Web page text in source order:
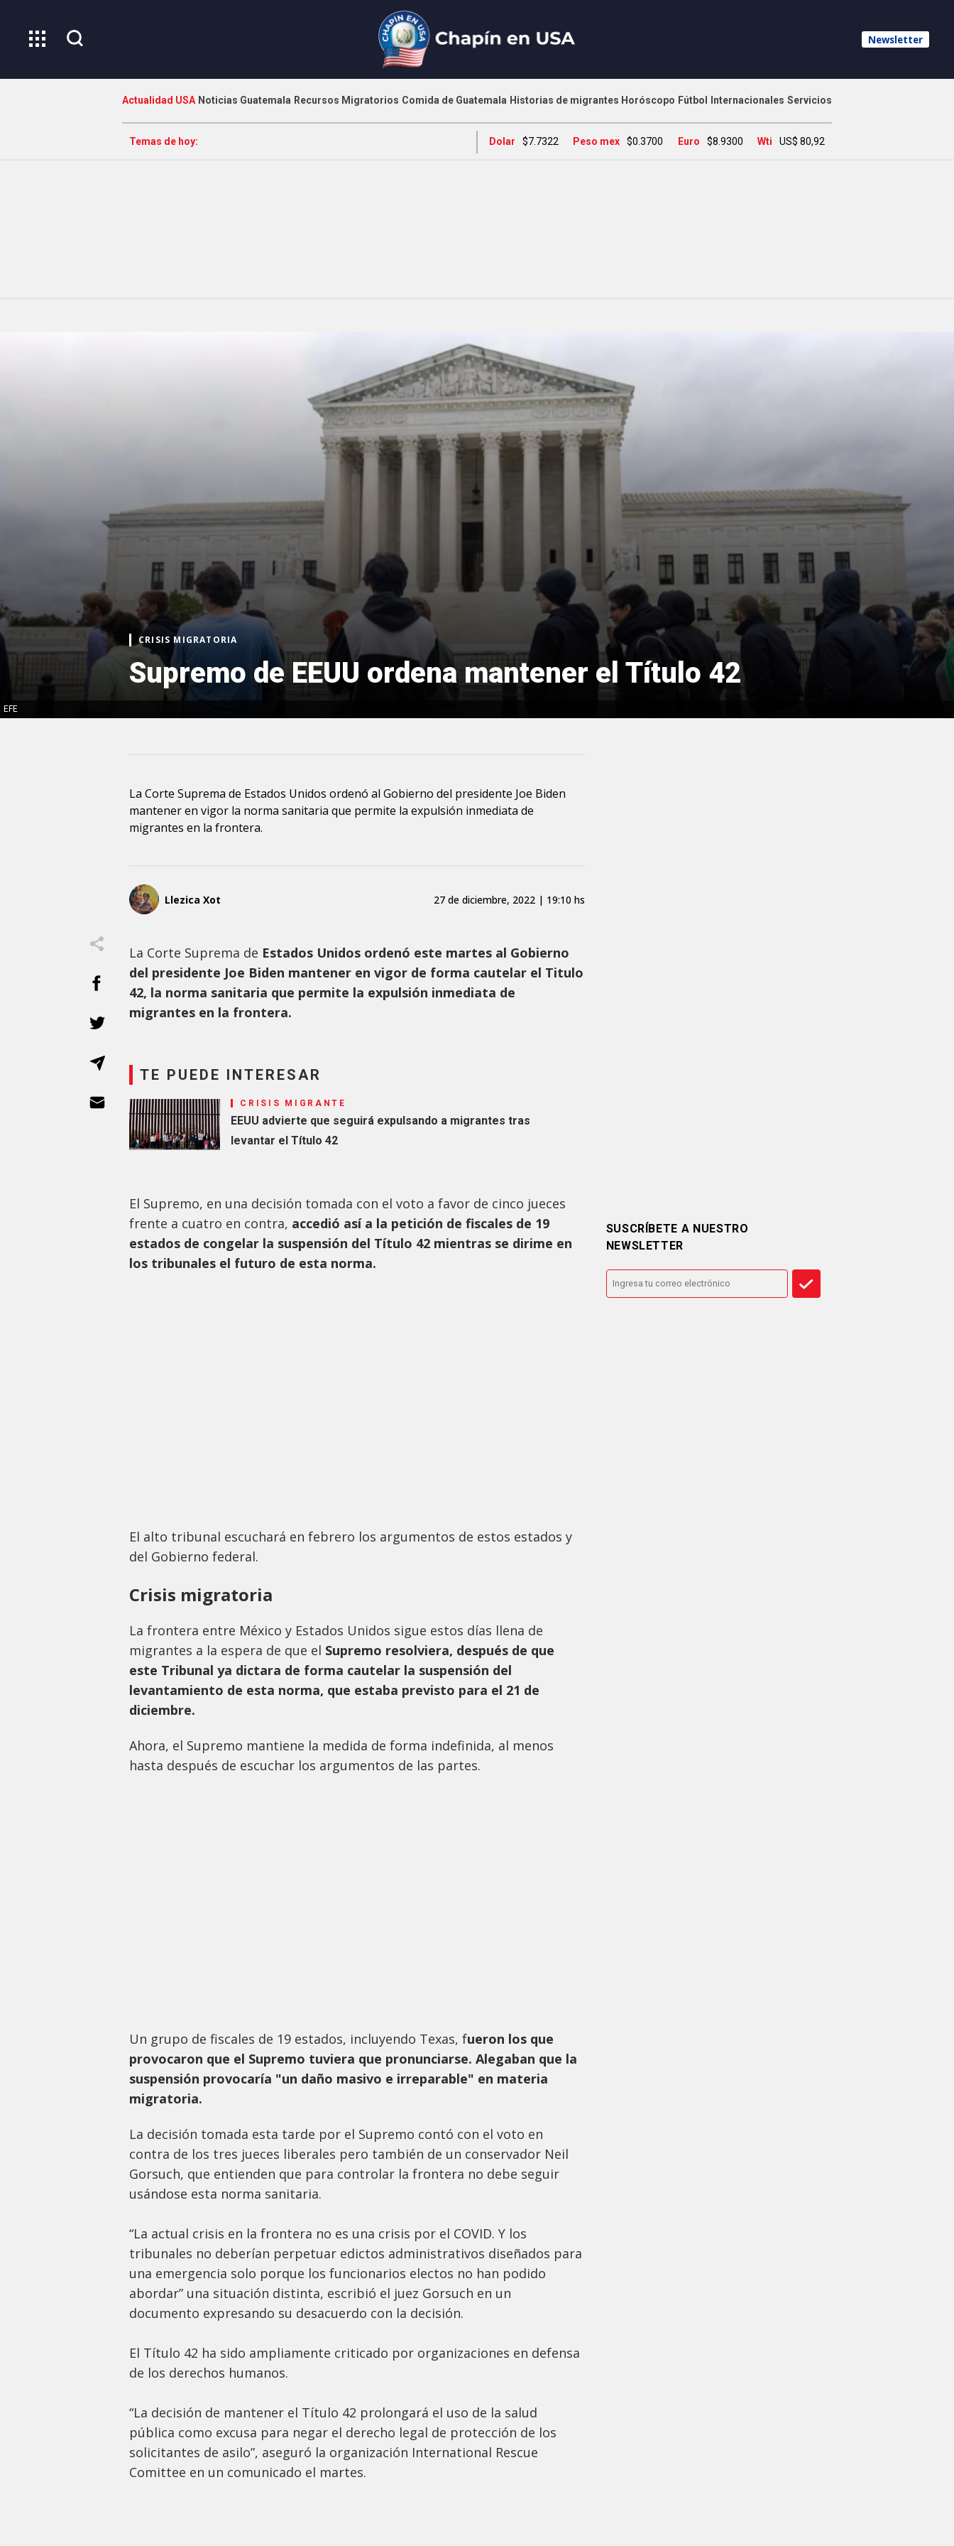
Newsletter
Actualidad USA Noticias Guatemala Recursos Migratorios Comida de Guatemala Historias de migrantes Horóscopo Fútbol Internacionales Servicios
Temas de hoy: Dolar $7.7322 Peso mex $0.3700 Euro $8.9300 Wti US$ 80,92
EFE
CRISIS MIGRATORIA
Supremo de EEUU ordena mantener el Título 42
La Corte Suprema de Estados Unidos ordenó al Gobierno del presidente Joe Biden
mantener en vigor la norma sanitaria que permite la expulsión inmediata de
migrantes en la frontera.
Llezica Xot 27 de diciembre, 2022 | 19:10 hs
La Corte Suprema de Estados Unidos ordenó este martes al Gobierno
del presidente Joe Biden mantener en vigor de forma cautelar el Titulo
42, la norma sanitaria que permite la expulsión inmediata de
migrantes en la frontera.
TE PUEDE INTERESAR
CRISIS MIGRANTE
EEUU advierte que seguirá expulsando a migrantes tras
levantar el Título 42
El Supremo, en una decisión tomada con el voto a favor de cinco jueces
frente a cuatro en contra, accedió así a la petición de fiscales de 19
estados de congelar la suspensión del Título 42 mientras se dirime en
los tribunales el futuro de esta norma.
El alto tribunal escuchará en febrero los argumentos de estos estados y
del Gobierno federal.
Crisis migratoria
La frontera entre México y Estados Unidos sigue estos días llena de
migrantes a la espera de que el Supremo resolviera, después de que
este Tribunal ya dictara de forma cautelar la suspensión del
levantamiento de esta norma, que estaba previsto para el 21 de
diciembre.
Ahora, el Supremo mantiene la medida de forma indefinida, al menos
hasta después de escuchar los argumentos de las partes.
Un grupo de fiscales de 19 estados, incluyendo Texas, fueron los que
provocaron que el Supremo tuviera que pronunciarse. Alegaban que la
suspensión provocaría "un daño masivo e irreparable" en materia
migratoria.
La decisión tomada esta tarde por el Supremo contó con el voto en
contra de los tres jueces liberales pero también de un conservador Neil
Gorsuch, que entienden que para controlar la frontera no debe seguir
usándose esta norma sanitaria.
“La actual crisis en la frontera no es una crisis por el COVID. Y los
tribunales no deberían perpetuar edictos administrativos diseñados para
una emergencia solo porque los funcionarios electos no han podido
abordar” una situación distinta, escribió el juez Gorsuch en un
documento expresando su desacuerdo con la decisión.
El Título 42 ha sido ampliamente criticado por organizaciones en defensa
de los derechos humanos.
“La decisión de mantener el Título 42 prolongará el uso de la salud
pública como excusa para negar el derecho legal de protección de los
solicitantes de asilo”, aseguró la organización International Rescue
Comittee en un comunicado el martes.
SUSCRÍBETE A NUESTRO
NEWSLETTER